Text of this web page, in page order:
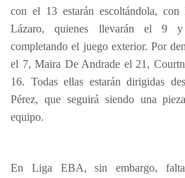
con el 13 estarán escoltándola,
Lázaro, quienes llevarán el 9 y
completando el juego exterior. Por
el 7, Maira De Andrade el 21,
16. Todas ellas estarán dirigidas
Pérez, que seguirá siendo una
equipo.
En Liga EBA, sin embargo,